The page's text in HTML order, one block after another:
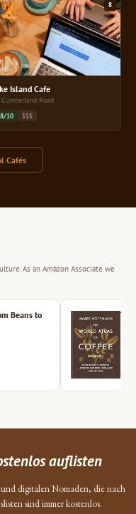
8
Island Cafe
Cumberland Road
8/10 $$$
Cafés
As an Amazon Associate we
Beans to
auflisten
digitalen Nomaden, die nach
sind immer kostenlos.